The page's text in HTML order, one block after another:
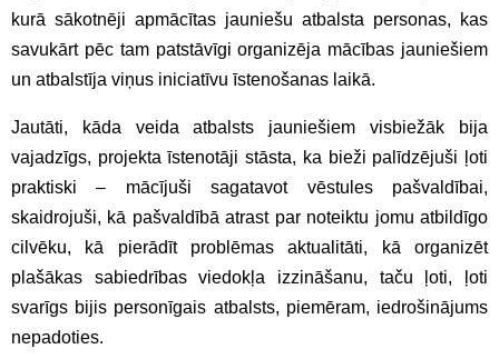
kurā sākotnēji apmācītas jauniešu atbalsta personas, kas
savukārt pēc tam patstāvīgi organizēja mācības jauniešiem
un atbalstīja viņus iniciatīvu īstenošanas laikā.
Jautāti, kāda veida atbalsts jauniešiem visbiežāk bija
vajadzīgs, projekta īstenotāji stāsta, ka bieži palīdzējuši ļoti
praktiski – mācījuši sagatavot vēstules pašvaldībai,
skaidrojuši, kā pašvaldībā atrast par noteiktu jomu atbildīgo
cilvēku, kā pierādīt problēmas aktualitāti, kā organizēt
plašākas sabiedrības viedokļa izzināšanu, taču ļoti, ļoti
svarīgs bijis personīgais atbalsts, piemēram, iedrošinājums
nepadoties.